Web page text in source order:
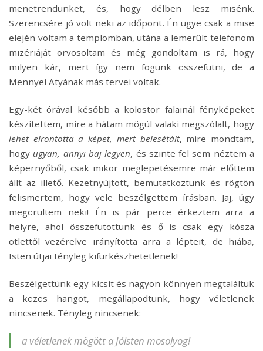
menetrendünket, és, hogy délben lesz misénk.
Szerencsére jó volt neki az időpont. Én ugye csak a mise
elején voltam a templomban, utána a lemerült telefonom
mizériáját orvosoltam és még gondoltam is rá, hogy
milyen kár, mert így nem fogunk összefutni, de a
Mennyei Atyának más tervei voltak.
Egy-két órával később a kolostor falainál fényképeket
készítettem, mire a hátam mögül valaki megszólalt, hogy
lehet elrontotta a képet, mert belesétált, mire mondtam,
hogy ugyan, annyi baj legyen, és szinte fel sem néztem a
képernyőből, csak mikor meglepetésemre már előttem
állt az illető. Kezetnyújtott, bemutatkoztunk és rögtön
felismertem, hogy vele beszélgettem írásban. Jaj, úgy
megörültem neki! Én is pár perce érkeztem arra a
helyre, ahol összefutottunk és ő is csak egy kósza
ötlettől vezérelve irányította arra a lépteit, de hiába,
Isten útjai tényleg kifürkészhetetlenek!
Beszélgettünk egy kicsit és nagyon könnyen megtaláltuk
a közös hangot, megállapodtunk, hogy véletlenek
nincsenek. Tényleg nincsenek:
a véletlenek mögött a Jóisten mosolyog!